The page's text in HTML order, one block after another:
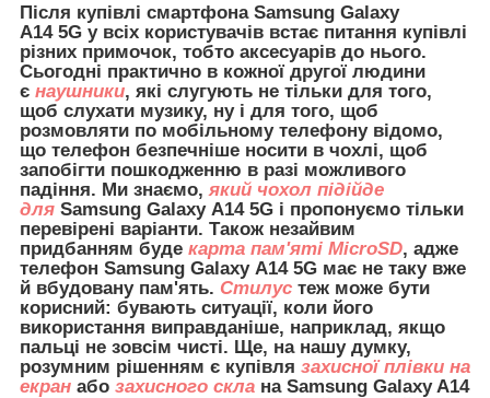
Після купівлі смартфона Samsung Galaxy
A14 5G у всіх користувачів встає питання купівлі
різних примочок, тобто аксесуарів до нього.
Сьогодні практично в кожної другої людини
є наушники, які слугують не тільки для того,
щоб слухати музику, ну і для того, щоб
розмовляти по мобільному телефону відомо,
що телефон безпечніше носити в чохлі, щоб
запобігти пошкодженню в разі можливого
падіння. Ми знаємо, який чохол підійде
для Samsung Galaxy A14 5G і пропонуємо тільки
перевірені варіанти. Також незайвим
придбанням буде карта пам'яті MicroSD, адже
телефон Samsung Galaxy A14 5G має не таку вже
й вбудовану пам'ять. Стилус теж може бути
корисний: бувають ситуації, коли його
використання виправданіше, наприклад, якщо
пальці не зовсім чисті. Ще, на нашу думку,
розумним рішенням є купівля захисної плівки на
екран або захисного скла на Samsung Galaxy A14